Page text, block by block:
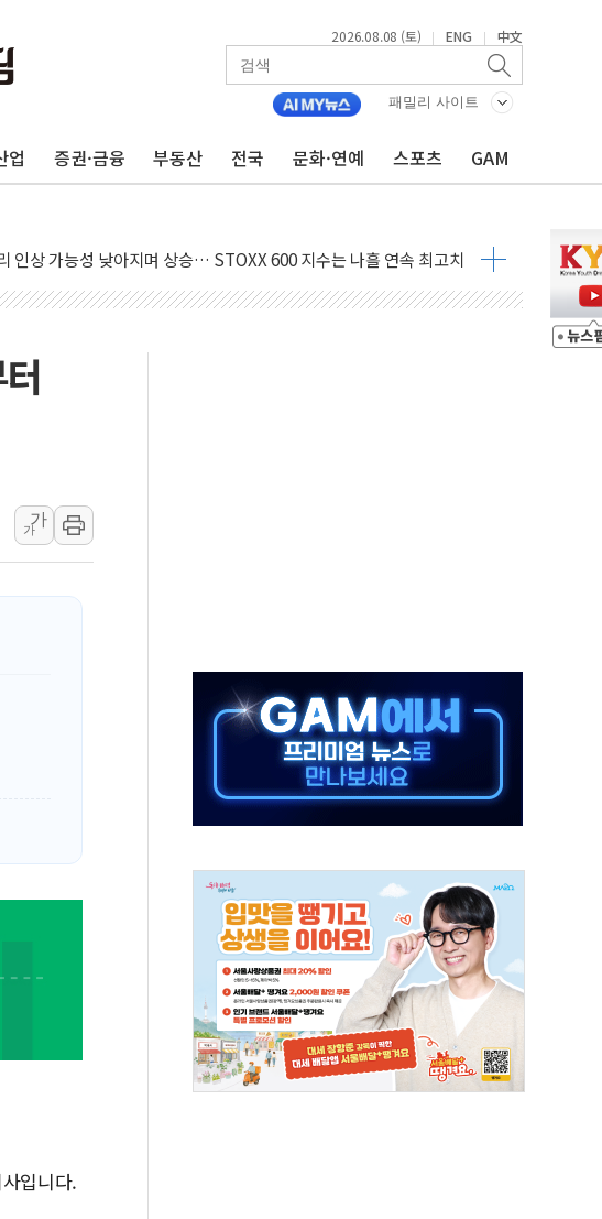
2026.08.08 (토) | ENG | 中文
패밀리 사이트
업 증권·금융 부동산 전국 문화·연예 스포츠 GAM
들 '범죄 사각지대' 우려
석 재역전 vs 정청래 격차 확대'
…S&P500 최고치
지 의혹 소명" 요구
동결 전망 우세
결… 이스라엘·이란 위협에 맞설 자체 억지력 강화
령…트럼프 제동
이상 '올스톱'… 美 해상봉쇄 영향
월 금리 인상 기대 후퇴
체결
가
가
입니다.